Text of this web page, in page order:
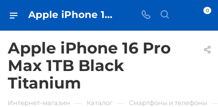
Apple iPhone 16 Pro Max 1TB Black Titanium • купить в Самаре - iЧехол 0
Apple iPhone 16 Pro
Max 1TB Black
Titanium
Интернет-магазин Каталог Смартфоны и телефоны